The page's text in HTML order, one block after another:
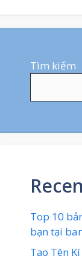
Tìm kiếm
Top 10
bạn tại
Tạo Tên